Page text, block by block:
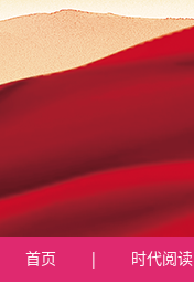
首页 | 时代阅读